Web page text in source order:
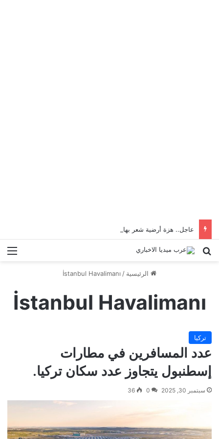
عاجل.. هزة أرضية شعر بها سكان إسطنبول
بحث عن
الرئيسية /
İstanbul Havalimanı
İstanbul Havalimanı
تركيا
عدد المسافرين في مطارات
إسطنبول يتجاوز عدد سكان تركيا.
سبتمبر 30, 2025 0
36